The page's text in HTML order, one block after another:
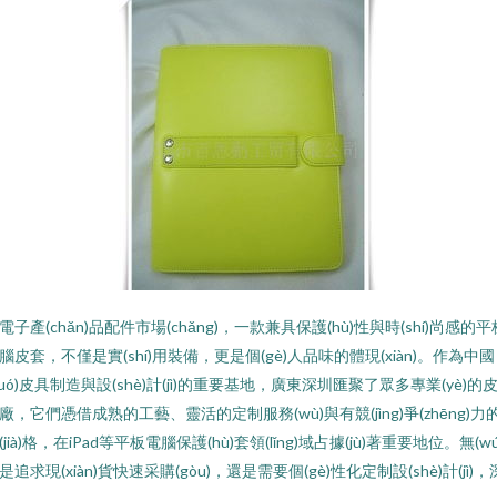
子產(chǎn)品配件市場(chǎng)，一款兼具保護(hù)性與時(shí)尚感的平
皮套，不僅是實(shí)用裝備，更是個(gè)人品味的體現(xiàn)。作為中國
皮具制造與設(shè)計(jì)的重要基地，廣東深圳匯聚了眾多專業(yè)的
，它們憑借成熟的工藝、靈活的定制服務(wù)與有競(jìng)爭(zhēng)力
格，在iPad等平板電腦保護(hù)套領(lǐng)域占據(jù)著重要地位。無
追求現(xiàn)貨快速采購(gòu)，還是需要個(gè)性化定制設(shè)計(jì)，